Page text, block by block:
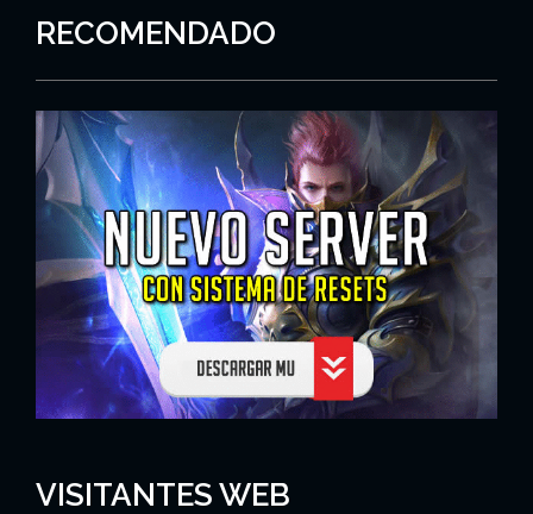
RECOMENDADO
VISITANTES WEB